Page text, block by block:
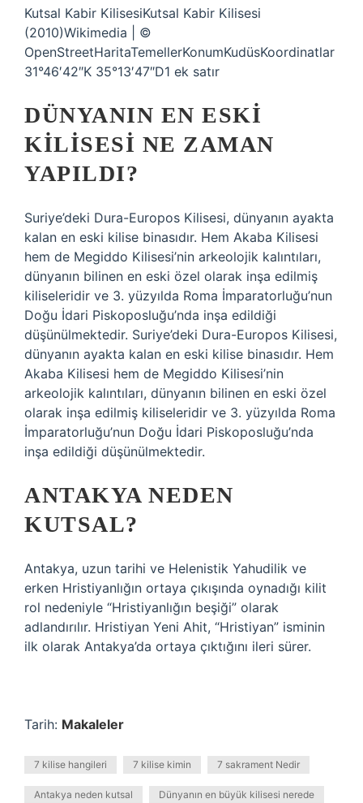
Kutsal Kabir KilisesiKutsal Kabir Kilisesi
(2010)Wikimedia | ©
OpenStreetHaritaTemellerKonumKudüsKoordinatlar
31°46′42″K 35°13′47″D1 ek satır
DÜNYANIN EN ESKI
KILISESI NE ZAMAN
YAPILDI?
Suriye’deki Dura-Europos Kilisesi, dünyanın ayakta
kalan en eski kilise binasıdır. Hem Akaba Kilisesi
hem de Megiddo Kilisesi’nin arkeolojik kalıntıları,
dünyanın bilinen en eski özel olarak inşa edilmiş
kiliseleridir ve 3. yüzyılda Roma İmparatorluğu’nun
Doğu İdari Piskoposluğu’nda inşa edildiği
düşünülmektedir. Suriye’deki Dura-Europos Kilisesi,
dünyanın ayakta kalan en eski kilise binasıdır. Hem
Akaba Kilisesi hem de Megiddo Kilisesi’nin
arkeolojik kalıntıları, dünyanın bilinen en eski özel
olarak inşa edilmiş kiliseleridir ve 3. yüzyılda Roma
İmparatorluğu’nun Doğu İdari Piskoposluğu’nda
inşa edildiği düşünülmektedir.
ANTAKYA NEDEN
KUTSAL?
Antakya, uzun tarihi ve Helenistik Yahudilik ve
erken Hristiyanlığın ortaya çıkışında oynadığı kilit
rol nedeniyle “Hristiyanlığın beşiği” olarak
adlandırılır. Hristiyan Yeni Ahit, “Hristiyan” isminin
ilk olarak Antakya’da ortaya çıktığını ileri sürer.
Tarih: Makaleler
7 kilise hangileri 7 kilise kimin 7 sakrament Nedir
Antakya neden kutsal Dünyanın en büyük kilisesi nerede